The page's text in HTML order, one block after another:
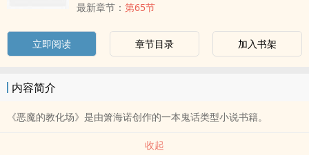
最新章节： 第65节
立即阅读 章节目录 加入书架
内容简介
《恶魔的教化场》是由箫海诺创作的一本鬼话类型小说书籍。
收起